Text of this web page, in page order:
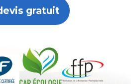
gratuit